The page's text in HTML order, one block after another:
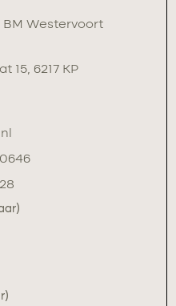
BM Westervoort
15, 6217 KP